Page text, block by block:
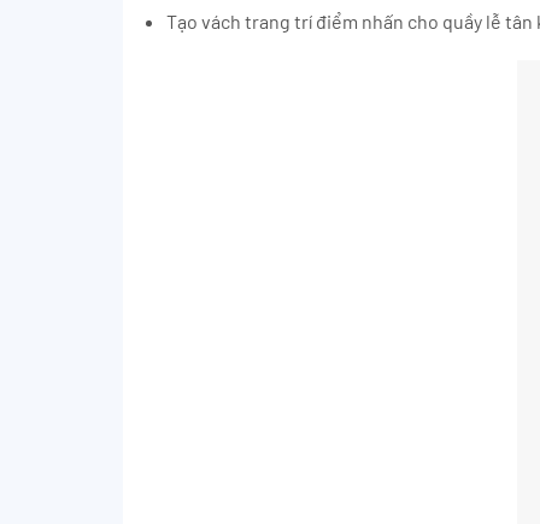
Tạo vách trang trí điểm nhấn cho quầy lễ